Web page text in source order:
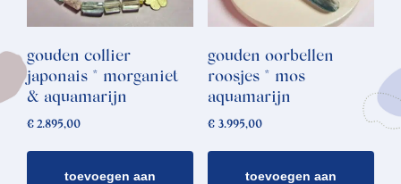
gouden collier
japonais * morganiet
& aquamarijn
€ 2.895,00
toevoegen aan
gouden oorbellen
roosjes * mos
aquamarijn
€3.995,00
toevoegen aan